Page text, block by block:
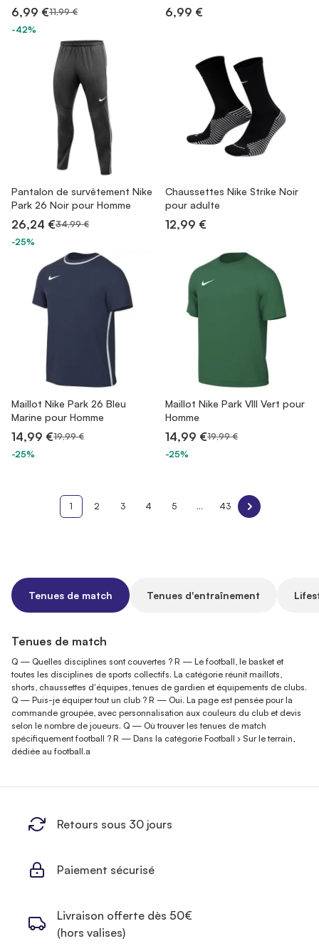
6,99 €11,99 €
-42%
6,99 €
Pantalon de survêtement Nike
Park 26 Noir pour Homme
26,24 €34,99 €
-25%
Chaussettes Nike Strike Noir
pour adulte
12,99 €
Maillot Nike Park 26 Bleu
Marine pour Homme
14,99 €19,99 €
-25%
Maillot Nike Park VIII Vert pour
Homme
14,99 €19,99 €
-25%
1 2 3 4 5 ... 43
Tenues de match Tenues d'entraînement
Tenues de match
Q — Quelles disciplines sont couvertes ? R — Le football, le basket et
toutes les disciplines de sports collectifs. La catégorie réunit maillots,
shorts, chaussettes d'équipes, tenues de gardien et équipements de clubs.
Q — Puis-je équiper tout un club ? R — Oui. La page est pensée pour la
commande groupée, avec personnalisation aux couleurs du club et devis
selon le nombre de joueurs. Q — Où trouver les tenues de match
spécifiquement football ? R — Dans la catégorie Football › Sur le terrain,
dédiée au football.a
Retours sous 30 jours
Paiement sécurisé
Livraison offerte dès 50€
(hors valises)